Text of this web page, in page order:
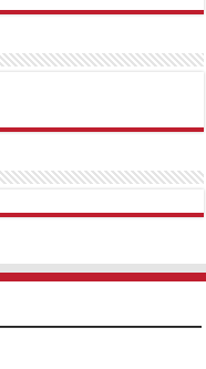
TipobetMatadorbetMariobet